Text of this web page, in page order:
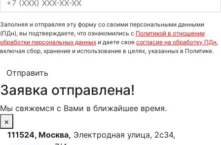
Заполняя и отправляя эту форму со своими персональными данными
(ПДн), вы подтверждаете, что ознакомились с Политикой в отношении
обработки персональных данных и даете свое согласие на обработку ПДн,
включая сбор, хранение и использование в целях, указанных в Политике.
Отправить
Заявка отправлена!
Мы свяжемся с Вами в ближайшее время.
×
111524, Москва, Электродная улица, 2с34,